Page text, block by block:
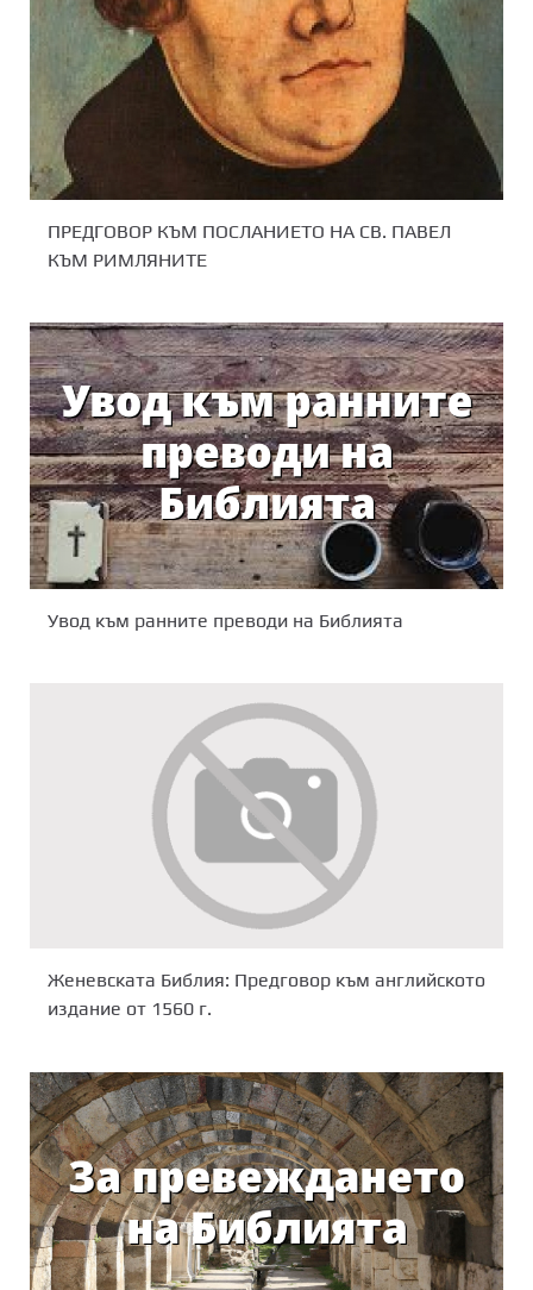
ПРЕДГОВОР КЪМ ПОСЛАНИЕТО НА СВ. ПАВЕЛ
КЪМ РИМЛЯНИТЕ
Увод към ранните преводи на Библията
Женевската Библия: Предговор към английското
издание от 1560 г.